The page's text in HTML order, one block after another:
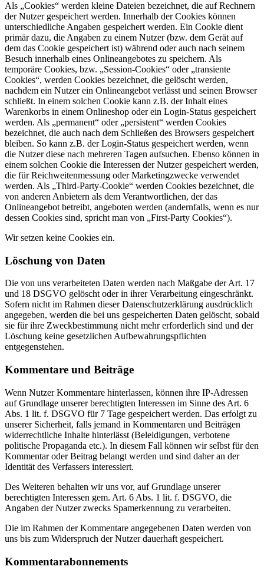
Als „Cookies“ werden kleine Dateien bezeichnet, die auf Rechnern
der Nutzer gespeichert werden. Innerhalb der Cookies können
unterschiedliche Angaben gespeichert werden. Ein Cookie dient
primär dazu, die Angaben zu einem Nutzer (bzw. dem Gerät auf
dem das Cookie gespeichert ist) während oder auch nach seinem
Besuch innerhalb eines Onlineangebotes zu speichern. Als
temporäre Cookies, bzw. „Session-Cookies“ oder „transiente
Cookies“, werden Cookies bezeichnet, die gelöscht werden,
nachdem ein Nutzer ein Onlineangebot verlässt und seinen Browser
schließt. In einem solchen Cookie kann z.B. der Inhalt eines
Warenkorbs in einem Onlineshop oder ein Login-Status gespeichert
werden. Als „permanent“ oder „persistent“ werden Cookies
bezeichnet, die auch nach dem Schließen des Browsers gespeichert
bleiben. So kann z.B. der Login-Status gespeichert werden, wenn
die Nutzer diese nach mehreren Tagen aufsuchen. Ebenso können in
einem solchen Cookie die Interessen der Nutzer gespeichert werden,
die für Reichweitenmessung oder Marketingzwecke verwendet
werden. Als „Third-Party-Cookie“ werden Cookies bezeichnet, die
von anderen Anbietern als dem Verantwortlichen, der das
Onlineangebot betreibt, angeboten werden (andernfalls, wenn es nur
dessen Cookies sind, spricht man von „First-Party Cookies“).
Wir setzen keine Cookies ein.
Löschung von Daten
Die von uns verarbeiteten Daten werden nach Maßgabe der Art. 17
und 18 DSGVO gelöscht oder in ihrer Verarbeitung eingeschränkt.
Sofern nicht im Rahmen dieser Datenschutzerklärung ausdrücklich
angegeben, werden die bei uns gespeicherten Daten gelöscht, sobald
sie für ihre Zweckbestimmung nicht mehr erforderlich sind und der
Löschung keine gesetzlichen Aufbewahrungspflichten
entgegenstehen.
Kommentare und Beiträge
Wenn Nutzer Kommentare hinterlassen, können ihre IP-Adressen
auf Grundlage unserer berechtigten Interessen im Sinne des Art. 6
Abs. 1 lit. f. DSGVO für 7 Tage gespeichert werden. Das erfolgt zu
unserer Sicherheit, falls jemand in Kommentaren und Beiträgen
widerrechtliche Inhalte hinterlässt (Beleidigungen, verbotene
politische Propaganda etc.). In diesem Fall können wir selbst für den
Kommentar oder Beitrag belangt werden und sind daher an der
Identität des Verfassers interessiert.
Des Weiteren behalten wir uns vor, auf Grundlage unserer
berechtigten Interessen gem. Art. 6 Abs. 1 lit. f. DSGVO, die
Angaben der Nutzer zwecks Spamerkennung zu verarbeiten.
Die im Rahmen der Kommentare angegebenen Daten werden von
uns bis zum Widerspruch der Nutzer dauerhaft gespeichert.
Kommentarabonnements